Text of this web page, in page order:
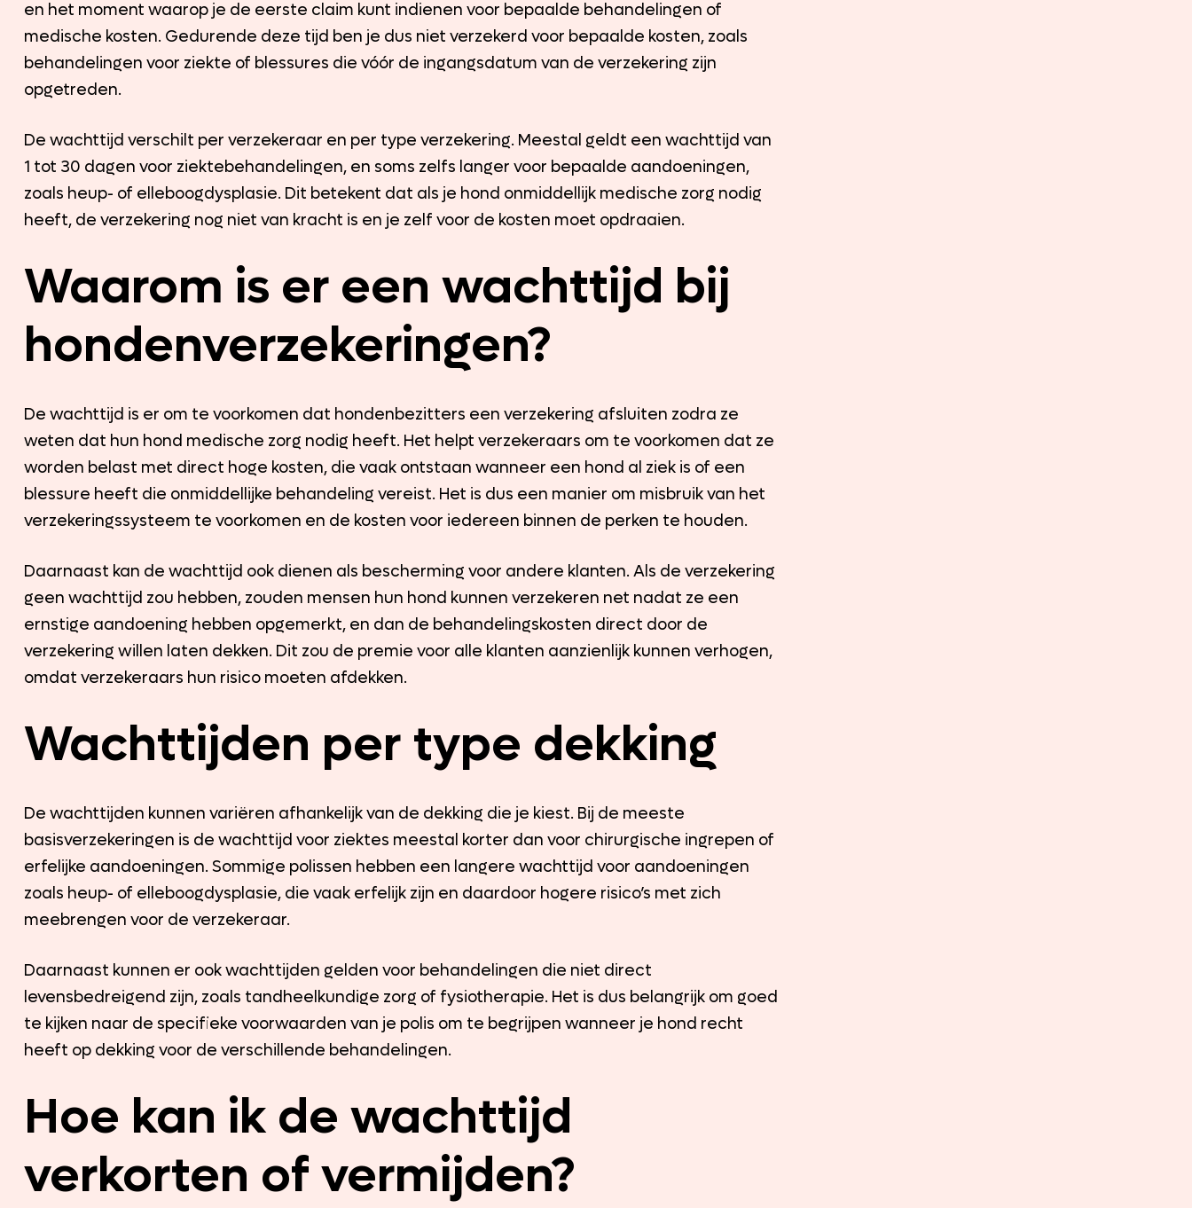
en het moment waarop je de eerste claim kunt indienen voor bepaalde behandelingen of
medische kosten. Gedurende deze tijd ben je dus niet verzekerd voor bepaalde kosten, zoals
behandelingen voor ziekte of blessures die vóór de ingangsdatum van de verzekering zijn
opgetreden.
De wachttijd verschilt per verzekeraar en per type verzekering. Meestal geldt een wachttijd van
1 tot 30 dagen voor ziektebehandelingen, en soms zelfs langer voor bepaalde aandoeningen,
zoals heup- of elleboogdysplasie. Dit betekent dat als je hond onmiddellijk medische zorg nodig
heeft, de verzekering nog niet van kracht is en je zelf voor de kosten moet opdraaien.
Waarom is er een wachttijd bij
hondenverzekeringen?
De wachttijd is er om te voorkomen dat hondenbezitters een verzekering afsluiten zodra ze
weten dat hun hond medische zorg nodig heeft. Het helpt verzekeraars om te voorkomen dat ze
worden belast met direct hoge kosten, die vaak ontstaan wanneer een hond al ziek is of een
blessure heeft die onmiddellijke behandeling vereist. Het is dus een manier om misbruik van het
verzekeringssysteem te voorkomen en de kosten voor iedereen binnen de perken te houden.
Daarnaast kan de wachttijd ook dienen als bescherming voor andere klanten. Als de verzekering
geen wachttijd zou hebben, zouden mensen hun hond kunnen verzekeren net nadat ze een
ernstige aandoening hebben opgemerkt, en dan de behandelingskosten direct door de
verzekering willen laten dekken. Dit zou de premie voor alle klanten aanzienlijk kunnen verhogen,
omdat verzekeraars hun risico moeten afdekken.
Wachttijden per type dekking
De wachttijden kunnen variëren afhankelijk van de dekking die je kiest. Bij de meeste
basisverzekeringen is de wachttijd voor ziektes meestal korter dan voor chirurgische ingrepen of
erfelijke aandoeningen. Sommige polissen hebben een langere wachttijd voor aandoeningen
zoals heup- of elleboogdysplasie, die vaak erfelijk zijn en daardoor hogere risico’s met zich
meebrengen voor de verzekeraar.
Daarnaast kunnen er ook wachttijden gelden voor behandelingen die niet direct
levensbedreigend zijn, zoals tandheelkundige zorg of fysiotherapie. Het is dus belangrijk om goed
te kijken naar de specifieke voorwaarden van je polis om te begrijpen wanneer je hond recht
heeft op dekking voor de verschillende behandelingen.
Hoe kan ik de wachttijd
verkorten of vermijden?